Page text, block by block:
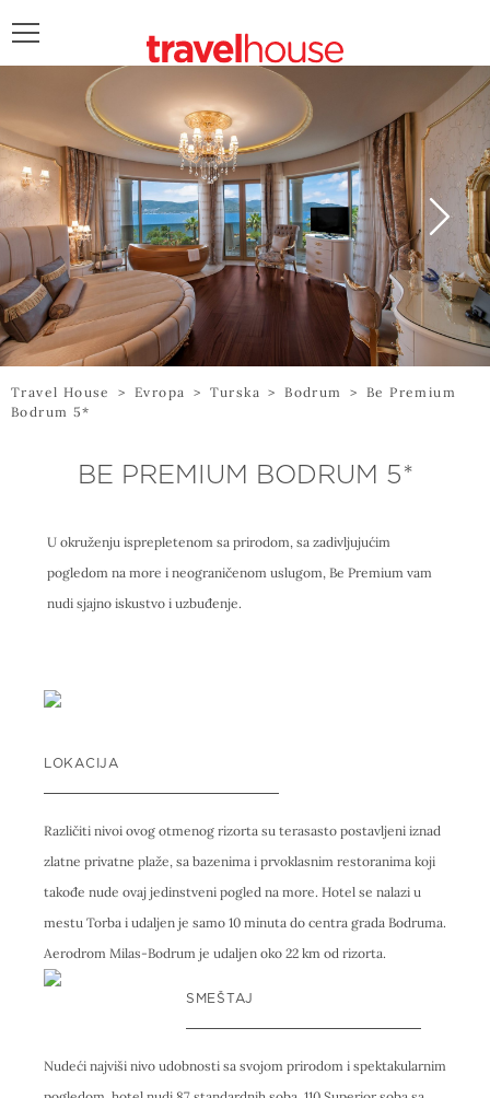
POŠALJITE UPIT
Travel House > Evropa > Turska > Bodrum > Be Premium
Bodrum 5*
BE PREMIUM BODRUM 5*
U okruženju isprepletenom sa prirodom, sa zadivljujućim
pogledom na more i neograničenom uslugom, Be Premium vam
nudi sjajno iskustvo i uzbuđenje.
LOKACIJA
Različiti nivoi ovog otmenog rizorta su terasasto postavljeni iznad
zlatne privatne plaže, sa bazenima i prvoklasnim restoranima koji
takođe nude ovaj jedinstveni pogled na more. Hotel se nalazi u
mestu Torba i udaljen je samo 10 minuta do centra grada Bodruma.
Aerodrom Milas-Bodrum je udaljen oko 22 km od rizorta.
SMEŠTAJ
Nudeći najviši nivo udobnosti sa svojom prirodom i spektakularnim